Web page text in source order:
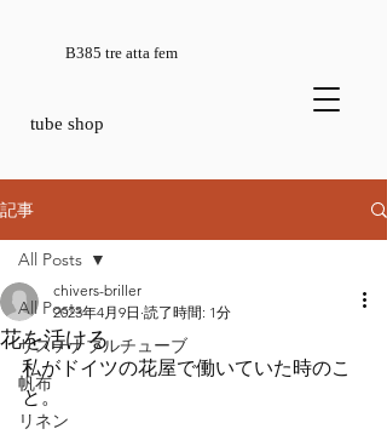
tube shop
B385 tre atta fem
記事
All Posts
サステナブルチューブ
帆布
リネン
All Posts
花を活ける
chivers-briller
2023年4月9日 読了時間: 1分
私がドイツの花屋で働いていた時のこ
と。